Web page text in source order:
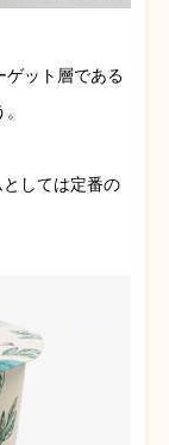
ゲット層である
しては定番の